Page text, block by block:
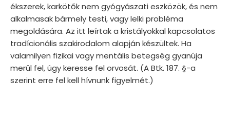
ékszerek, karkötők nem gyógyászati eszközök, és nem
alkalmasak bármely testi, vagy lelki probléma
megoldására. Az itt leírtak a kristályokkal kapcsolatos
tradícionális szakirodalom alapján készültek. Ha
valamilyen fizikai vagy mentális betegség gyanúja
merül fel, úgy keresse fel orvosát. (A Btk. 187. §-a
szerint erre fel kell hívnunk figyelmét.)